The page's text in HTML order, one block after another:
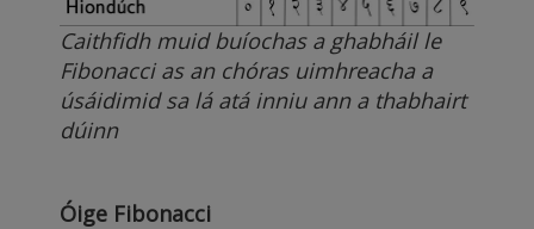
Caithfidh muid buíochas a ghabháil le
Fibonacci as an chóras uimhreacha a
úsáidimid sa lá atá inniu ann a thabhairt
dúinn
Óige Fibonacci